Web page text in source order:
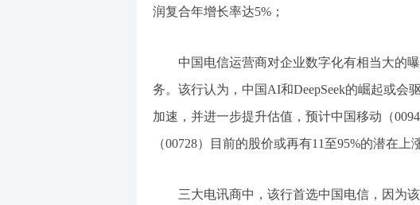
润复合年增长率达5%；
中国电信运营商对企业数字化有相当大的
务。该行认为，中国AI和DeepSeek的崛起或会
加速，并进一步提升估值，预计中国移动（
（00728）目前的股价或再有11至95%的潜在上
三大电讯商中，该行首选中国电信，因为